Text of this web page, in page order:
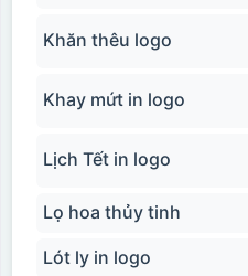
Khăn thêu logo
Khay mứt in logo
Lịch Tết in logo
Lọ hoa thủy tinh
Lót ly in logo